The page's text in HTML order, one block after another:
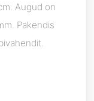
Augud on
Pakendis